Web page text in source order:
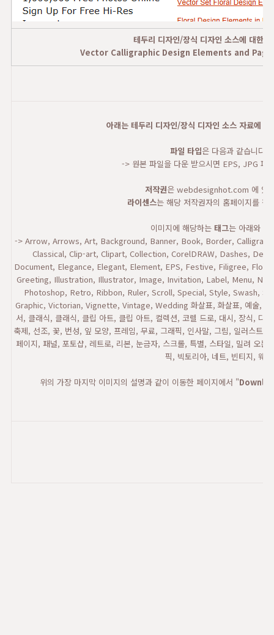
테두리 디자인/장식 디자인 소스에 대한
Vector Calligraphic Design Elements and
아래는 테두리 디자인/장식 디자인 소스 자료에
파일 타입은 다음과 같습니다.
-> 원본 파일을 다운 받으시면 EPS, JPG 파
저작권은 webdesignhot.com 에 있
라이센스는 해당 저작권자의 홈페이지를 참
이미지에 해당하는 태그는 아래와 같
-> Arrow, Arrows, Art, Background, Banner, Book, Border,
Classical, Clip-art, Clipart, Collection, CorelDRAW, Dashes,
Document, Elegance, Elegant, Element, EPS, Festive, Filigree,
Greeting, Illustration, Illustrator, Image, Invitation, Label, Menu,
Photoshop, Retro, Ribbon, Ruler, Scroll, Special, Style, Swash,
Graphic, Victorian, Vignette, Vintage, Wedding 화살표, 화살표, 예술, 배
서, 클래식, 클래식, 클립 아트, 클립 아트, 컬렉션, 코렐 드로, 대시, 장식, 디
축제, 선조, 꽃, 번성, 잎 모양, 프레임, 무료, 그래픽, 인사말, 그림, 일러스트,
페이지, 패널, 포토샵, 레트로, 리본, 눈금자, 스크롤, 특별, 스타일, 밀려 오는
픽, 빅토리아, 네트, 빈티지, 웨딩
위의 가장 마지막 이미지의 설명과 같이 이동한 페이지에서 "